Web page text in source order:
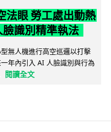
法眼 勞工處出動熱
識別精準執法
無人機進行高空巡邏以打擊
年內引入 AI 人臉識別與行為
閱讀全文